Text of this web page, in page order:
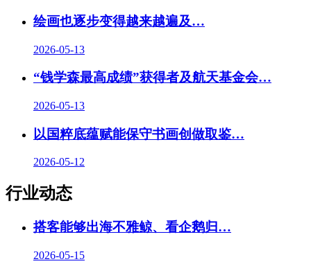
绘画也逐步变得越来越遍及…
2026-05-13
“钱学森最高成绩”获得者及航天基金会…
2026-05-13
以国粹底蕴赋能保守书画创做取鉴…
2026-05-12
行业动态
搭客能够出海不雅鲸、看企鹅归…
2026-05-15